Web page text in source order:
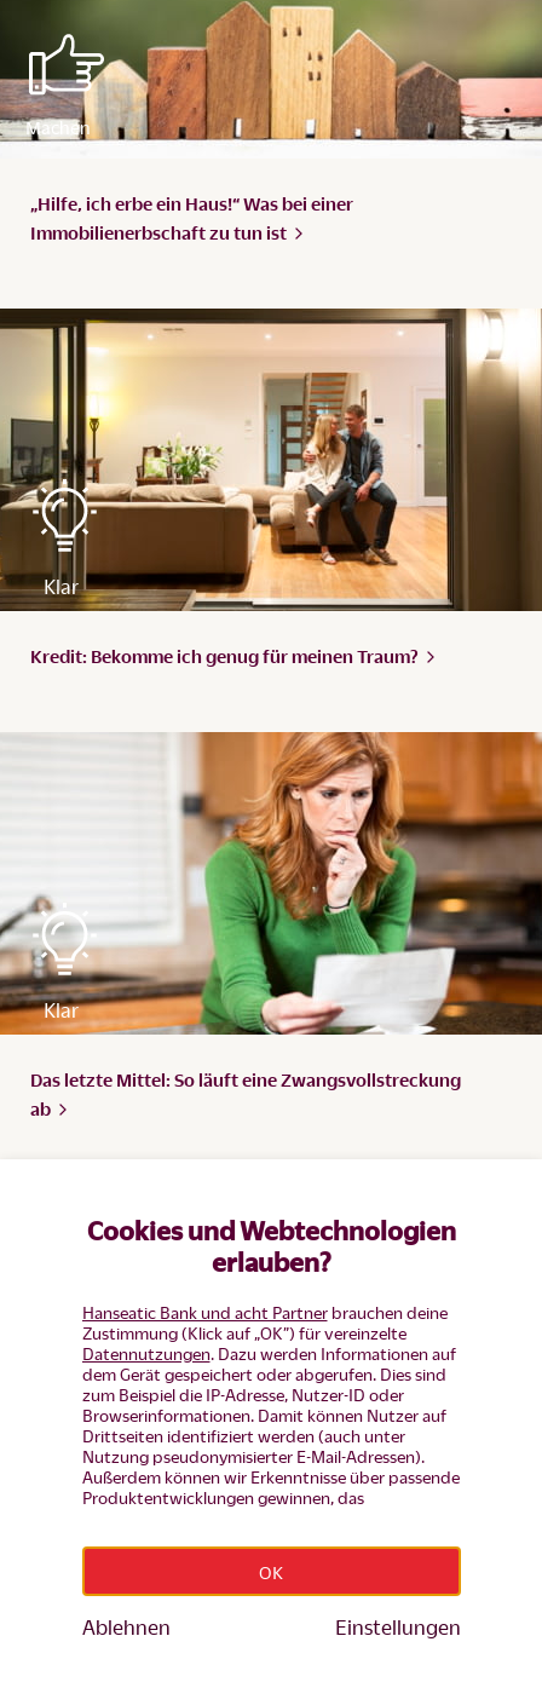
Cookies und Webtechnologien
erlauben?
Hanseatic Bank und acht Partnerbrauchen deine
Zustimmung (Klick auf „OK”) für vereinzelte
Datennutzungen. Dazu werden Informationen auf
dem Gerät gespeichert oder abgerufen. Dies sind
zum Beispiel die IP-Adresse, Nutzer-ID oder
Browserinformationen. Damit können Nutzer auf
Drittseiten identifiziert werden (auch unter
Nutzung pseudonymisierter E-Mail-Adressen).
Außerdem können wir Erkenntnisse über passende
Produktentwicklungen gewinnen, das
und Werbung wiederansprechen, die noch keinen
Produkt-Antrag gestellt haben, aber auch Nutzer,
die bereits Bestandskunden sind von
Werbekampagenen ausschließen). Mehr Infos zur
OK
Ablehnen Einstellungen
„Hilfe, ich erbe ein Haus!“ Was bei einer
Immobilienerbschaft zu tun ist
Kredit: Bekomme ich genug für meinenTraum?
Das letzte Mittel: So läuft eine Zwangsvollstreckung
ab
anlegen – deine digitale Bank für
moderne Lösungen
Kredite und sichere Geldanlagen